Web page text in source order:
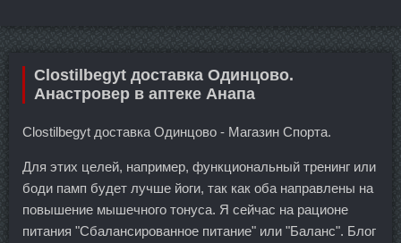
Clostilbegyt доставка Одинцово.
Анастровер в аптеке Анапа
Clostilbegyt доставка Одинцово - Магазин Спорта.
Для этих целей, например, функциональный тренинг или
боди памп будет лучше йоги, так как оба направлены на
повышение мышечного тонуса. Я сейчас на рационе
питания "Сбалансированное питание" или "Баланс". Блог